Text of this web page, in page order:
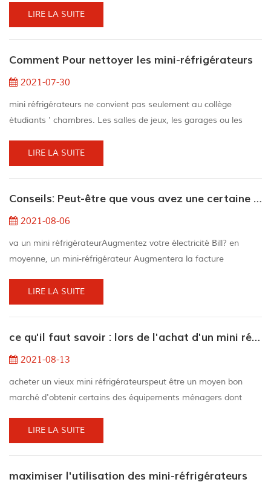
dans chaque Américain Cuisine. il y a Accueil Mini réfrigérateurs
, Mini réfrigérateurs pour dortoirs, mini-réfrigérateurs pour bars,
Hôtels. La différen...
LIRE LA SUITE
Comment Pour nettoyer les mini-réfrigérateurs
2021-07-30
mini réfrigérateurs ne convient pas seulement au collège
étudiants ' chambres. Les salles de jeux, les garages ou les
supplémentaires pour que les boissons et les collations soient
cool et empêchent les utilisateurs de trekking jusqu'au
appareils, le mini réfrigérateur devrait ...
LIRE LA SUITE
Conseils: Peut-être que vous avez une certaine confusion sur le mini réfrigérateur
2021-08-06
va un mini réfrigérateurAugmentez votre électricité Bill? en
moyenne, un mini-réfrigérateur Augmentera la facture
Les coûts d'électricité varient en fonction de la marque, du
modèle et de l'installation de l'équipement, ainsi que de l'état,
Différents mini-réfrigérateurs atte...
LIRE LA SUITE
ce qu'il faut savoir : lors de l'achat d'un mini réfrigérateur d'occasion
2021-08-13
acheter un vieux mini réfrigérateurspeut être un moyen bon
marché d'obtenir certains des équipements ménagers dont
votre argent durement gagné dans votre poche. Décidez de la
taille et du type dont vous avez besoin choisissez un
ces versions sont l'un des plus grands petits...
LIRE LA SUITE
maximiser l'utilisation des mini-réfrigérateurs